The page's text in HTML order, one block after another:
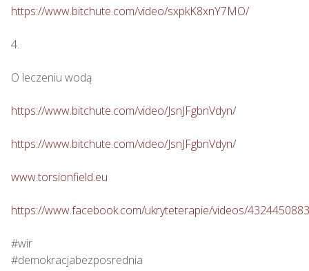
https://www.bitchute.com/video/sxpkK8xnY7MO/
4.
O leczeniu wodą
https://www.bitchute.com/video/JsnJFgbnVdyn/
https://www.bitchute.com/video/JsnJFgbnVdyn/
www.torsionfield.eu
https://www.facebook.com/ukryteterapie/videos/
#wir
#demokracjabezposrednia